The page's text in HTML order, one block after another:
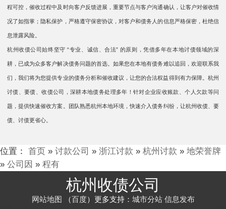
程可控，催收过程中及时向客户反馈进展，重要节点与客户沟通确认，让客户对催收情
况了如指掌；隐私保护，严格遵守保密协议，对客户和债务人的信息严格保密，杜绝信
息泄露风险。​​
杭州收债公司始终坚守 “专业、诚信、合法” 的原则，凭借多年在本地讨债领域的深
耕，已成为众多客户解决债务问题的首选。如果您在本地有债务难以追回，欢迎联系我
们，我们将为您提供专业的债务分析和催收建议，让您的合法权益得到有力保障。​杭州
讨债、要债、收债公司，深耕本地债务处理多年！针对企业应收账款、个人欠款等问
题，提供快速催收方案。团队熟悉杭州本地环境，快速介入债务纠纷，让杭州收债、要
债、讨债更省心。
位置： 首页 » 讨款公司 » 浙江讨款 » 杭州讨款 » 地荣誉牌
» 公司因 » 程有
杭州收债公司
网站地图 （百度）更多支持： 城市分站 信息发布